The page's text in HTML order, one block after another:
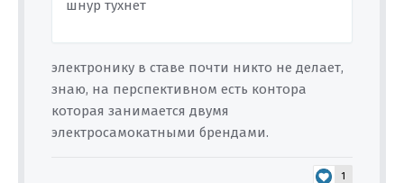
шнур тухнет
электронику в ставе почти никто не делает,
знаю, на перспективном есть контора
которая занимается двумя
электросамокатными брендами.
1